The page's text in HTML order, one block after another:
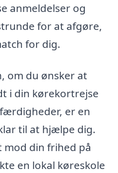
anmeldelser og
for at afgøre,
for dig.
om du ønsker at
i din kørekortrejse
er en
til at hjælpe dig.
mod din frihed på
en lokal køreskole